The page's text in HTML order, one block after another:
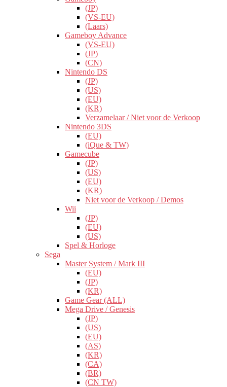
(JP)
(VS-EU)
(Laars)
Gameboy Advance
(VS-EU)
(JP)
(CN)
Nintendo DS
(JP)
(US)
(EU)
(KR)
Verzamelaar / Niet voor de Verkoop
Nintendo 3DS
(EU)
(iQue & TW)
Gamecube
(JP)
(US)
(EU)
(KR)
Niet voor de Verkoop / Demos
Wii
(JP)
(EU)
(US)
Spel & Horloge
Sega
Master System / Mark III
(EU)
(JP)
(KR)
Game Gear (ALL)
Mega Drive / Genesis
(JP)
(US)
(EU)
(AS)
(KR)
(CA)
(BR)
(CN TW)